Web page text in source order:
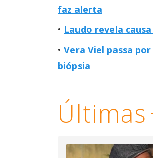
faz alerta
Laudo revela
Vera Viel passa
biópsia
Últimas